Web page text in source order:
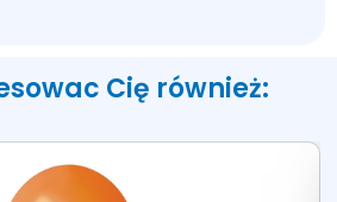
Cię również: